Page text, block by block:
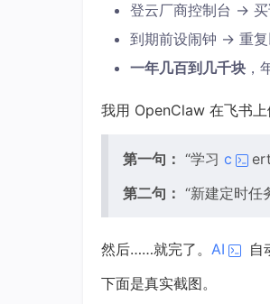
登云厂商控制台 →
到期前设闹钟 → 重复
一年几百到几千块 ，
我用 OpenClaw 在飞书上
第一句： “学习 c
第二句： “新建定时任
然后……就完了。 AI
自
下面是真实截图。